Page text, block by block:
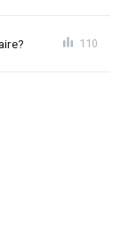
110